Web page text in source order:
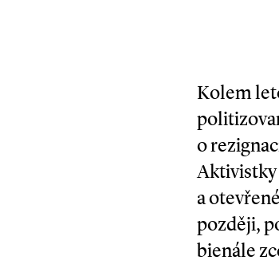
Kolem
o
Aktivistky
a
později,
bienále